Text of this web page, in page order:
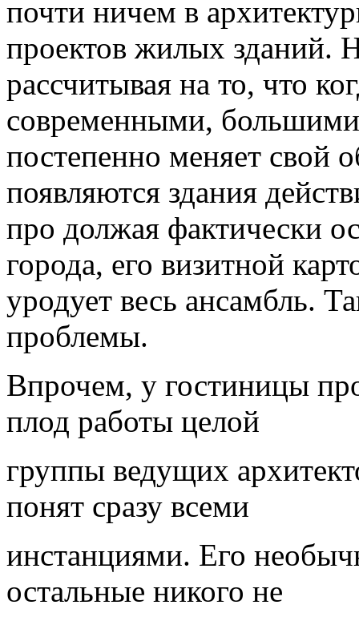
почти ничем в
проектов жилых зданий.
рассчитывая на то, что
современными,
постепенно меняет свой
появляются здания
про должая фактически
города, его визитной
уродует весь ансамбль.
проблемы.
Впрочем, у гостиницы
плод работы целой
группы ведущих
понят сразу всеми
инстанциями. Его
остальные никого не